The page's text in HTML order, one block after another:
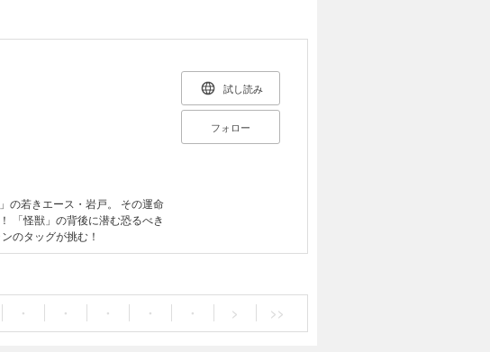
の若きエース・岩戸。 その運命
「怪獣」の背後に潜む恐るべき
のタッグが挑む！
試し読み
フォロー
・ ・ ・ ・ ・ > >>